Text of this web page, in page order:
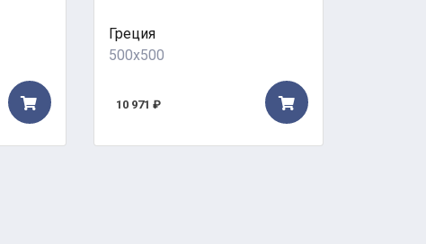
Греция
500x500
10 971 ₽